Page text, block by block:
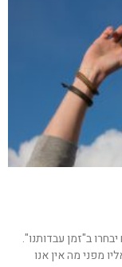
ב"זמן עבדותנו".
מפני מה אין אנו